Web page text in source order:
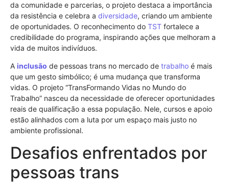
da comunidade e parcerias, o projeto destaca a importância
da resistência e celebra a diversidade, criando um ambiente
de oportunidades. O reconhecimento do TST fortalece a
credibilidade do programa, inspirando ações que melhoram a
vida de muitos indivíduos.
A inclusão de pessoas trans no mercado de trabalho é mais
que um gesto simbólico; é uma mudança que transforma
vidas. O projeto “TransFormando Vidas no Mundo do
Trabalho” nasceu da necessidade de oferecer oportunidades
reais de qualificação a essa população. Nele, cursos e apoio
estão alinhados com a luta por um espaço mais justo no
ambiente profissional.
Desafios enfrentados por
pessoas trans